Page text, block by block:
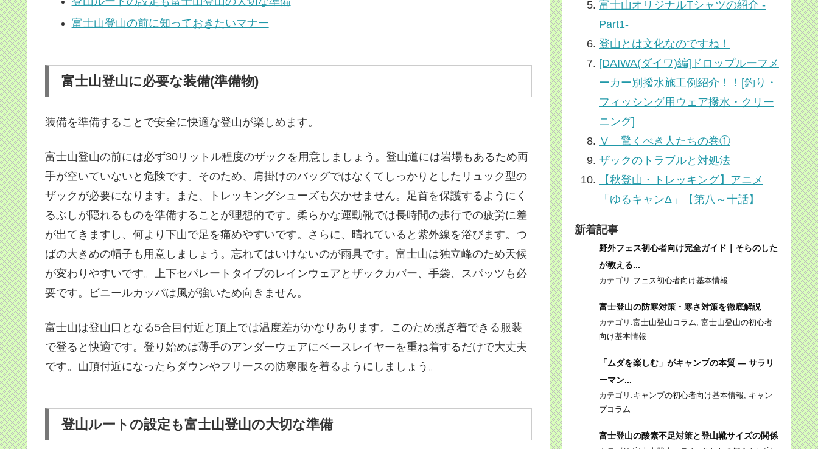
富士山登山の前に知っておきたいマナー
富士山登山に必要な装備(準備物)
装備を準備することで安全に快適な登山が楽しめます。
富士山登山の前には必ず30リットル程度のザックを用意しましょう。登山道には岩場もあるため両
手が空いていないと危険です。そのため、肩掛けのバッグではなくてしっかりとしたリュック型の
ザックが必要になります。また、トレッキングシューズも欠かせません。足首を保護するようにく
るぶしが隠れるものを準備することが理想的です。柔らかな運動靴では長時間の歩行での疲労に差
が出てきますし、何より下山で足を痛めやすいです。さらに、晴れていると紫外線を浴びます。つ
ばの大きめの帽子も用意しましょう。忘れてはいけないのが雨具です。富士山は独立峰のため天候
が変わりやすいです。上下セパレートタイプのレインウェアとザックカバー、手袋、スパッツも必
要です。ビニールカッパは風が強いため向きません。
富士山は登山口となる5合目付近と頂上では温度差がかなりあります。このため脱ぎ着できる服装
で登ると快適です。登り始めは薄手のアンダーウェアにベースレイヤーを重ね着するだけで大丈夫
です。山頂付近になったらダウンやフリースの防寒服を着るようにしましょう。
登山ルートの設定も富士山登山の大切な準備
富士山オリジナルTシャツの紹介 -
Part1-
登山とは文化なのですね！
[DAIWA(ダイワ)編]ドロップルーフメ
ーカー別撥水施工例紹介！！[釣り・
フィッシング用ウェア撥水・クリー
ニング]
Ⅴ 驚くべき人たちの巻①
ザックのトラブルと対処法
【秋登山・トレッキング】アニメ
「ゆるキャンΔ」【第八～十話】
新着記事
野外フェス初心者向け完全ガイド｜そらのした
が教える...
カテゴリ:フェス初心者向け基本情報
富士登山の防寒対策・寒さ対策を徹底解説
カテゴリ:富士山登山コラム 富士山登山の初心者
向け基本情報
「ムダを楽しむ」がキャンプの本質 ― サラリ
ーマン...
カテゴリ:キャンプの初心者向け基本情報
キャン
プコラム
富士登山の酸素不足対策と登山靴サイズの関係